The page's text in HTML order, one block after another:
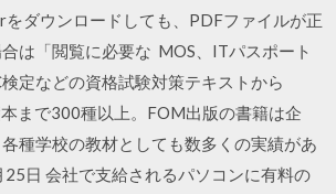
をダウンロードしても、PDFファイルが正
は「閲覧に必要な MOS、ITパスポート
定などの資格試験対策テキストから
まで300種以上。FOM出版の書籍は企
種学校の教材としても数多くの実績があ
日 会社で支給されるパソコンに有料の